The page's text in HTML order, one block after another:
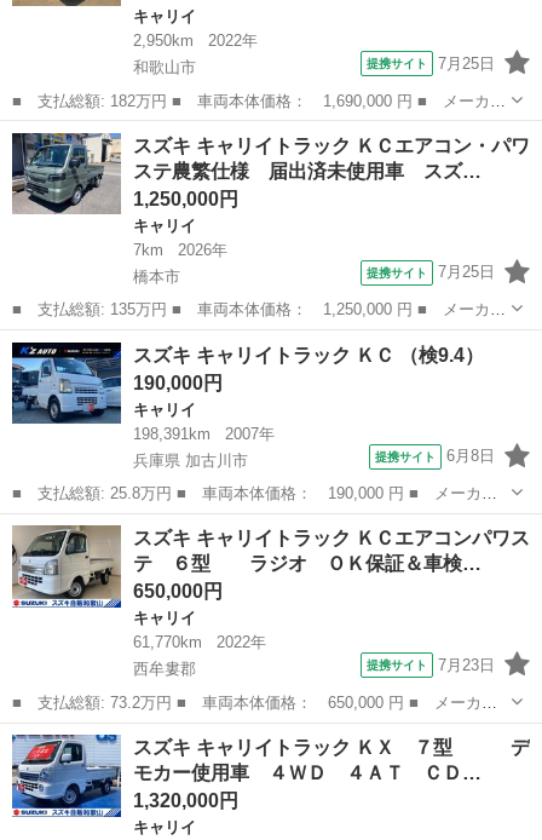
キャリイ
2,950km
2022年
和歌山市
提携サイト 7月25日
■ 支払総額: 182万円 ■ 車両本体価格： 1,690,000 円 ■ メーカー
名： スズキ ■ 車種名： キャリイトラック ■ グレード名：
高所作業 ＥＴＣ Ｂカメラ ■ 排気量： 660cc ■ ドア枚数：
2...
和歌山 和歌山市 キャリイ
スズキ キャリイトラック ＫＣエアコン・パワ
ステ農繁仕様 届出済未使用車 スズ…
1,250,000円
キャリイ
7km
2026年
橋本市
提携サイト 7月25日
■ 支払総額: 135万円 ■ 車両本体価格： 1,250,000 円 ■ メーカー
名： スズキ ■ 車種名： キャリイトラック ■ グレード名： Ｋ
Ｃエアコン・パワステ農繁仕様 届出済未使用車 スズキセーフティ
サポート ...
和歌山 橋本市 キャリイ
スズキ キャリイトラック ＫＣ （検9.4）
190,000円
キャリイ
198,391km
2007年
兵庫県 加古川市
提携サイト 6月8日
■ 支払総額: 25.8万円 ■ 車両本体価格： 190,000 円 ■ メーカー
名： スズキ ■ 車種名： キャリイトラック ■ グレード名： Ｋ
Ｃ ■ 排気量： 660cc ■ ドア枚数： 2D ■ ミッション： MT...
兵庫 加古川市 キャリイ
スズキ キャリイトラック ＫＣエアコンパワス
テ ６型 ラジオ ＯＫ保証＆車検…
650,000円
キャリイ
61,770km
2022年
西牟婁郡
提携サイト 7月23日
■ 支払総額: 73.2万円 ■ 車両本体価格： 650,000 円 ■ メーカー
名： スズキ ■ 車種名： キャリイトラック ■ グレード名： Ｋ
Ｃエアコンパワステ ６型 ラジオ ＯＫ保証＆車検整備付き ２
ＷＤ ５速マ...
和歌山 西牟婁郡 キャリイ
スズキ キャリイトラック ＫＸ ７型 デ
モカー使用車 ４ＷＤ ４ＡＴ ＣＤ…
1,320,000円
キャリイ